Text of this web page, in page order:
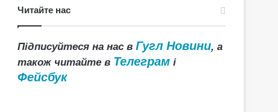
Читайте нас
Підписуйтеся на нас вГугл Новини, а
також читайте в Телеграм і
Фейсбук